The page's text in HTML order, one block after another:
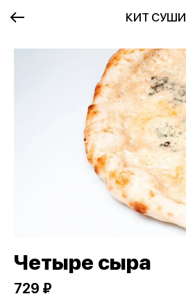
КИТ СУШИ
Четыре сыра
729 ₽